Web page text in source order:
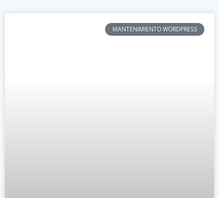
MANTENIMIENTO WORDPRESS